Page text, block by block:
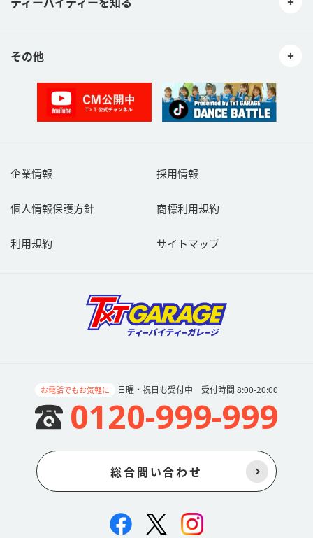
お電話でもお気軽に 日曜・祝日も受付中 受付時間 8:00-20:00
0120-999-999
総合問い合わせ
その他
企業情報 採用情報
個人情報保護方針 商標利用規約
利用規約 サイトマップ